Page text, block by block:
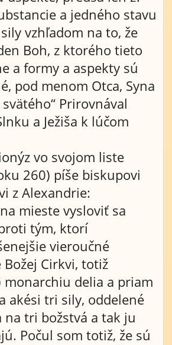
a jedného stavu
vzhľadom na to, že
Boh, z ktorého tieto
a formy a aspekty sú
pod menom Otca, Syna
Prirovnával
a Ježiša k lúčom
vo svojom liste
260) píše biskupovi
z Alexandrie:
na mieste vysloviť sa
tým, ktorí
vieroučné
Božej Cirkvi, totiž
monarchiu delia a priam
akési tri sily, oddelené
na tri božstvá a tak ju
Počul som totiž, že sú